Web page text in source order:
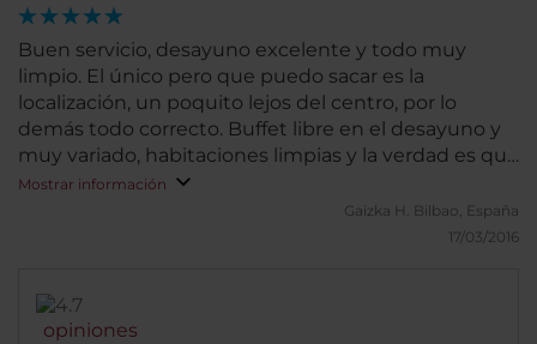
Buen servicio, desayuno excelente y todo muy
limpio. El único pero que puedo sacar es la
localización, un poquito lejos del centro, por lo
demás todo correcto. Buffet libre en el desayuno y
muy variado, habitaciones limpias y la verdad es que
dormí muy bien, me sentí como en casa.
Mostrar información
Gaizka H.
Bilbao, España
17/03/2016
opiniones